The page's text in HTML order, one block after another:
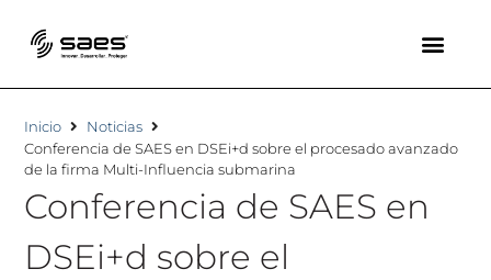
Inicio
Noticias
Conferencia de SAES en DSEi+d sobre el procesado avanzado
de la firma Multi-Influencia submarina
Conferencia de SAES en
DSEi+d sobre el